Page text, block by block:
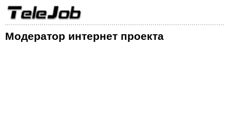
Модератор интернет проекта